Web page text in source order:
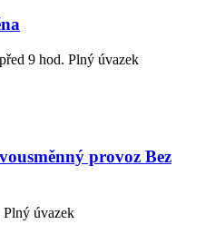
9 hod. Plný úvazek
provoz‍ Bez
Plný úvazek